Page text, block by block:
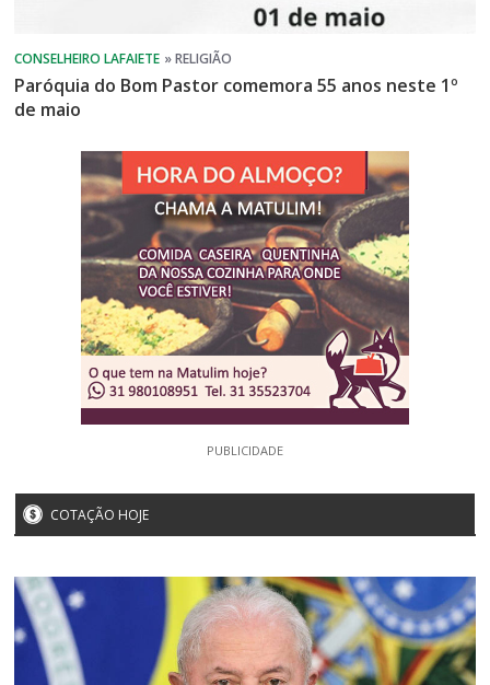
Paróquia do Bom Pastor comemora 55 anos neste 1º
de maio
PUBLICIDADE
COTAÇÃO HOJE